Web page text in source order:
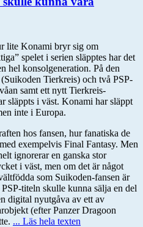
lite Konami bryr sig om
spelet i serien släpptes har det
hel konsolgeneration. På den
Tierkreis) och två PSP-
samt ett nytt Tierkreis-
släppts i väst. Konami har släppt
inte i Europa.
hos fansen, hur fanatiska de
exempelvis Final Fantasy. Men
ignorerar en ganska stor
i väst, men om det är något
som Suikoden-fansen är
titeln skulle kunna sälja en del
digital nyutgåva av ett av
(efter Panzer Dragoon
... Läs hela texten